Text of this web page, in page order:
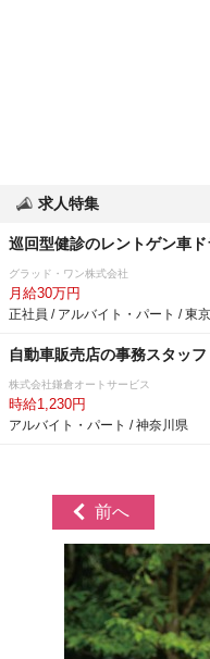
求人特集
巡回型健診のレントゲン車
グラッド・ワン株式会社
月給30万円
正社員 / アルバイト・パート / 東
自動車販売店の事務スタッフ
株式会社鎌倉オートサービス
時給1,230円
アルバイト・パート / 神奈川県
前へ